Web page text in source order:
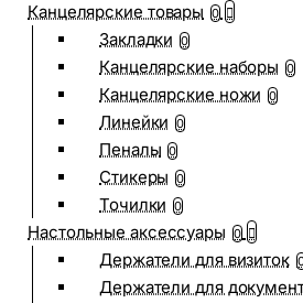
Канцелярские товары 0
Закладки 0
Канцелярские наборы 0
Канцелярские ножи 0
Линейки 0
Пеналы 0
Стикеры 0
Точилки 0
Настольные аксессуары 0
Держатели для визиток
Держатели для